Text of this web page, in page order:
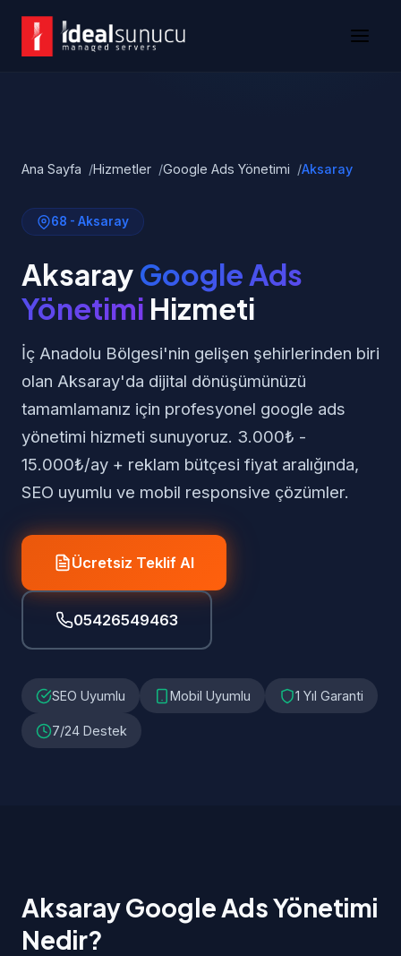
Ana Sayfa Hizmetler Google Ads Yönetimi Aksaray
68 - Aksaray
Aksaray Google Ads
Yönetimi Hizmeti
İç Anadolu Bölgesi'nin gelişen şehirlerinden biri
olan Aksaray'da dijital dönüşümünüzü
tamamlamanız için profesyonel google ads
yönetimi hizmeti sunuyoruz. 3.000₺ -
15.000₺/ay + reklam bütçesi fiyat aralığında,
SEO uyumlu ve mobil responsive çözümler.
Ücretsiz Teklif Al
05426549463
SEO Uyumlu Mobil Uyumlu 1 Yıl Garanti
7/24 Destek
Aksaray Google Ads Yönetimi
Nedir?